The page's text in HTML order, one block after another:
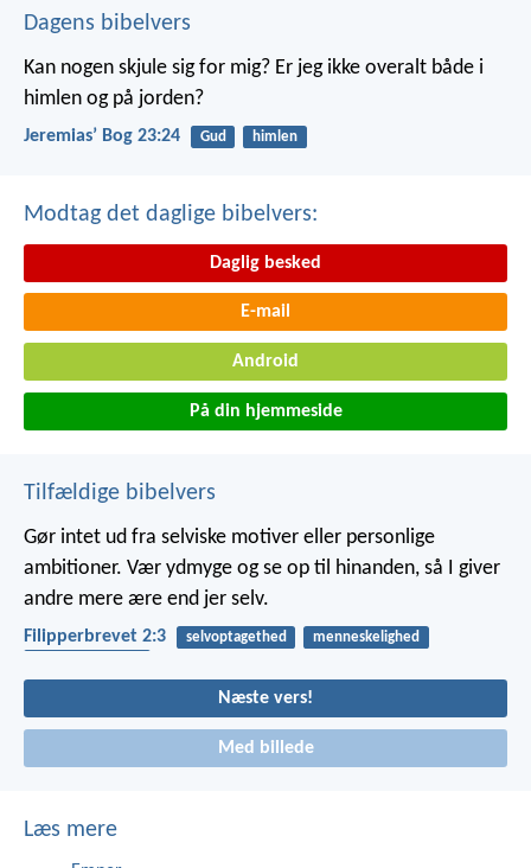
Dagens bibelvers
Kan nogen skjule sig for mig? Er jeg ikke overalt både i
himlen og på jorden?
Jeremiasʼ Bog 23:24 Gud himlen
Modtag det daglige bibelvers:
Daglig besked
E-mail
Android
På din hjemmeside
Tilfældige bibelvers
Gør intet ud fra selviske motiver eller personlige
ambitioner. Vær ydmyge og se op til hinanden, så I giver
andre mere ære end jer selv.
Filipperbrevet 2:3 selvoptagethed
menneskelighed
Næste vers!
Med billede
Læs mere